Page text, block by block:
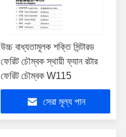
উচ্চ বাধ্যতামূলক শক্তি সিন্টারড
ফেরিট চৌম্বক স্থায়ী ফ্যান রটার
ফেরিট চৌম্বক W115
সেরা মূল্য পান